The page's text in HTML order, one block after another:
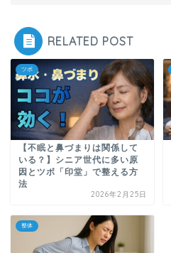
RELATED POST
ツボ
【不眠と鼻づまりは関係して
いる？】シニア世代に多い原
因とツボ「印堂」で整える方
法
2026年2月25日
整体